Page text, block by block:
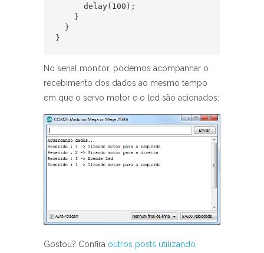
      delay(100);
    }
  }
}
No serial monitor, podemos acompanhar o
recebimento dos dados ao mesmo tempo
em que o servo motor e o led são acionados:
Gostou? Confira outros posts utilizando